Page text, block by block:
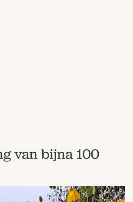
van bijna 100